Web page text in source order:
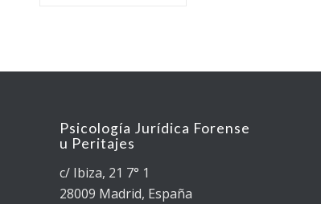
Psicología Jurídica Forense
u Peritajes
c/ Ibiza, 21 7° 1
28009 Madrid, España